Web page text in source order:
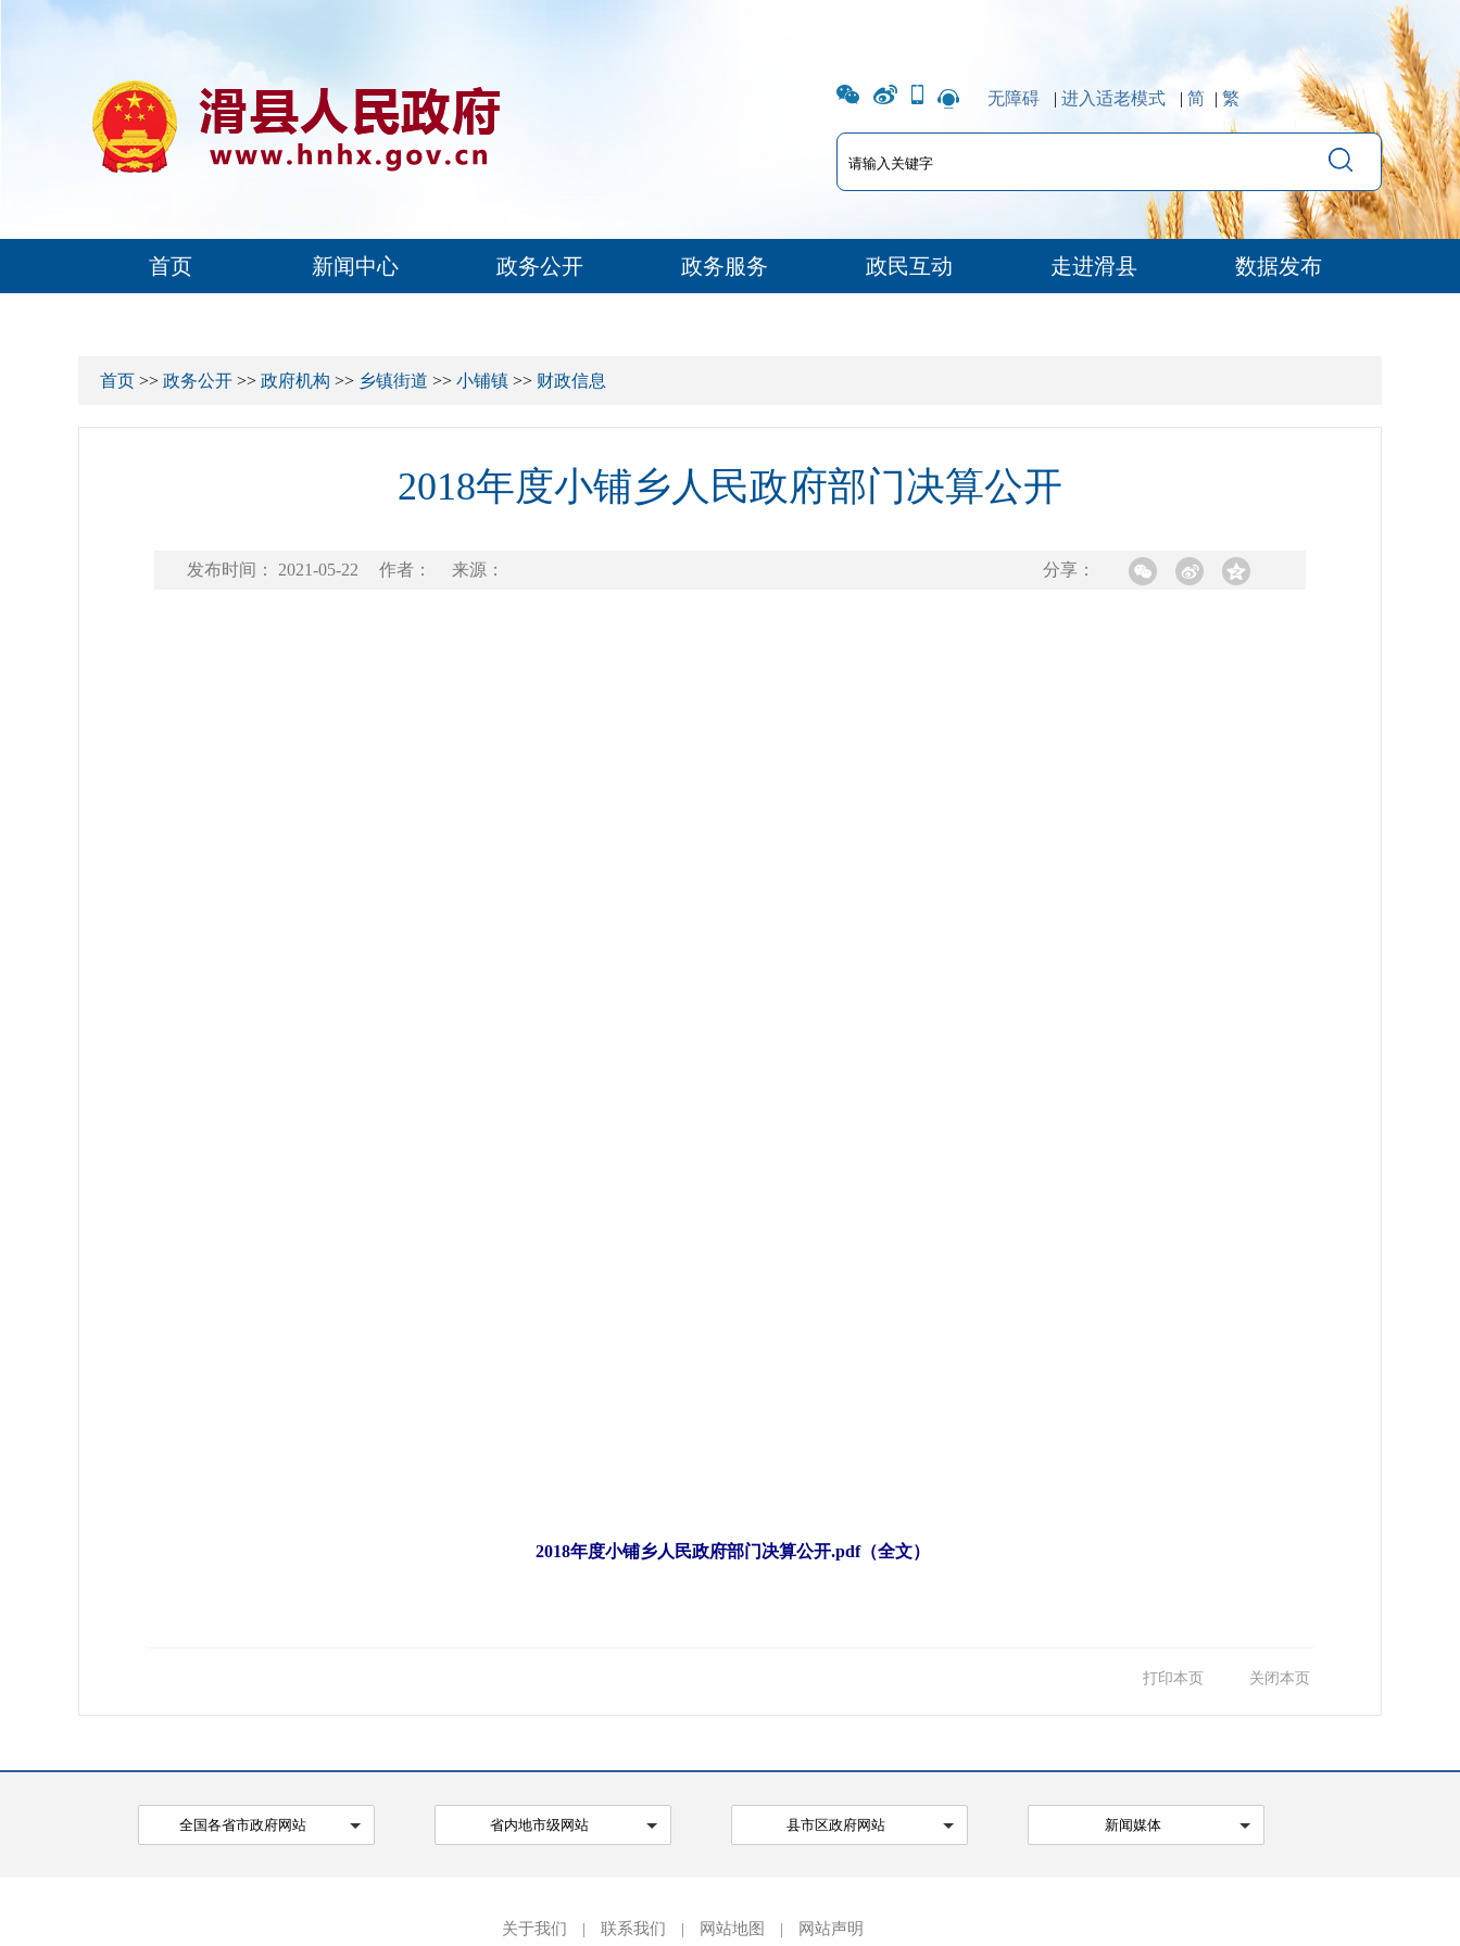
无障碍 | 进入适老模式 | 简 | 繁
首页 新闻中心 政务公开 政务服务 政民互动 走进滑县 数据发布
首页 >> 政务公开 >> 政府机构 >> 乡镇街道 >> 小铺镇 >> 财政信息
2018年度小铺乡人民政府部门决算公开
发布时间： 2021-05-22 作者： 来源： 分享：
2018年度小铺乡人民政府部门决算公开.pdf（全文）
打印本页 关闭本页
全国各省市政府网站 省内地市级网站 县市区政府网站 新闻媒体
关于我们 | 联系我们 | 网站地图 | 网站声明